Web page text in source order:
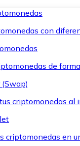
con
de
criptomonedas al
criptomonedas en